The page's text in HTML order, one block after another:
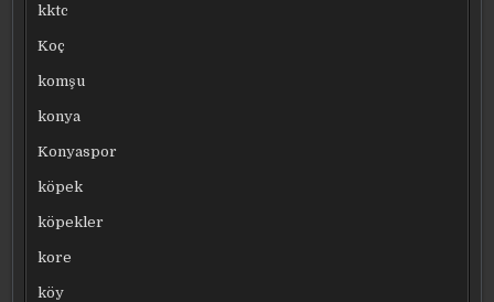
kktc
Koç
komşu
konya
Konyaspor
köpek
köpekler
kore
köy